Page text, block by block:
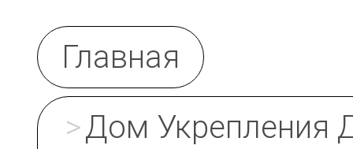
Главная
Дом Укрепления